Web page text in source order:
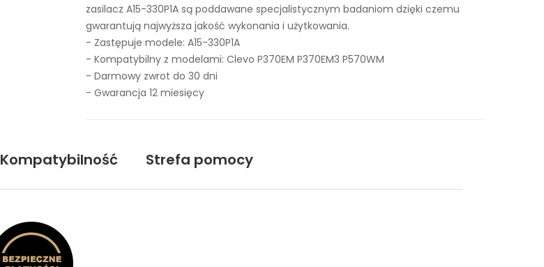
zasilacz A15-330P1A są poddawane specjalistycznym badaniom dzięki czemu
gwarantują najwyższa jakość wykonania i użytkowania.
- Zastępuje modele: A15-330P1A
- Kompatybilny z modelami: Clevo P370EM P370EM3 P570WM
- Darmowy zwrot do 30 dni
- Gwarancja 12 miesięcy
Kompatybilność Strefa pomocy